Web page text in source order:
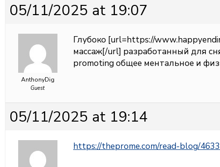
05/11/2025 at 19:07
AnthonyDig
Guest
Глубоко [url=https://
массаж[/url] разработанный для
promoting общее ментальное и
05/11/2025 at 19:14
https://theprome.com/read-blog/